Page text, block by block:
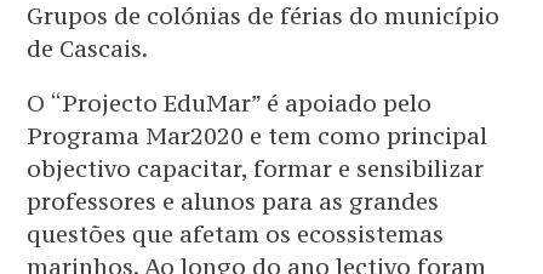
Grupos de colónias de férias do município
de Cascais.
O “Projecto EduMar” é apoiado pelo
Programa Mar2020 e tem como principal
objectivo capacitar, formar e sensibilizar
professores e alunos para as grandes
questões que afetam os ecossistemas
marinhos. Ao longo do ano lectivo foram